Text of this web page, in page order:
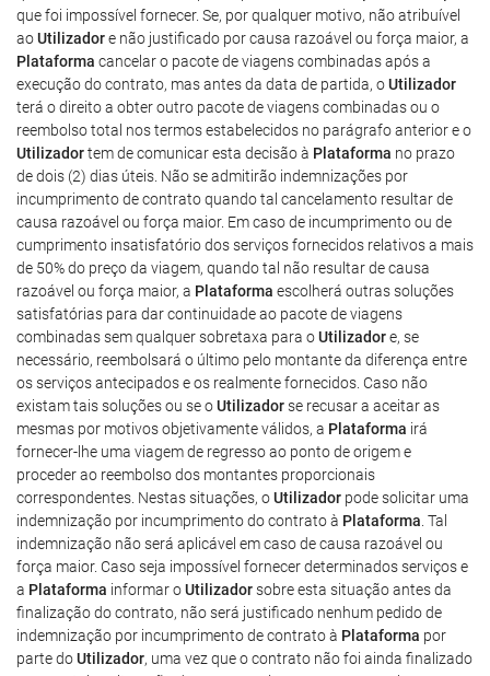
que foi impossível fornecer. Se, por qualquer motivo, não atribuível
aoUtilizadore não justificado por causa razoável ou força maior, a
Plataforma cancelar o pacote de viagens combinadas após a
execução do contrato, mas antes da data de partida, oUtilizador
terá o direito a obter outro pacote de viagens combinadas ou o
reembolso total nos termos estabelecidos no parágrafo anterior e o
Utilizadortem de comunicar esta decisão à Plataforma no prazo
de dois (2) dias úteis. Não se admitirão indemnizações por
incumprimento de contrato quando tal cancelamento resultar de
causa razoável ou força maior. Em caso de incumprimento ou de
cumprimento insatisfatório dos serviços fornecidos relativos a mais
de 50% do preço da viagem, quando tal não resultar de causa
razoável ou força maior, a Plataforma escolherá outras soluções
satisfatórias para dar continuidade ao pacote de viagens
combinadas sem qualquer sobretaxa para oUtilizadore, se
necessário, reembolsará o último pelo montante da diferença entre
os serviços antecipados e os realmente fornecidos. Caso não
existam tais soluções ou se oUtilizadorse recusar a aceitar as
mesmas por motivos objetivamente válidos, a Plataforma irá
fornecer-lhe uma viagem de regresso ao ponto de origem e
proceder ao reembolso dos montantes proporcionais
correspondentes. Nestas situações, oUtilizador pode solicitar uma
indemnização por incumprimento do contrato à Plataforma. Tal
indemnização não será aplicável em caso de causa razoável ou
força maior. Caso seja impossível fornecer determinados serviços e
a Plataforma informar oUtilizadorsobre esta situação antes da
finalização do contrato, não será justificado nenhum pedido de
indemnização por incumprimento de contrato à Plataforma por
parte doUtilizador, uma vez que o contrato não foi ainda finalizado